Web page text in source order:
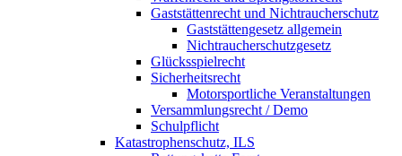
Gaststättenrecht und Nichtraucherschutz
Gaststättengesetz allgemein
Nichtraucherschutzgesetz
Glücksspielrecht
Sicherheitsrecht
Motorsportliche Veranstaltungen
Versammlungsrecht / Demo
Schulpflicht
Katastrophenschutz, ILS